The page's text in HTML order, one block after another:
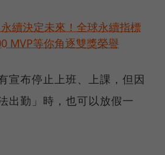
續決定未來！全球永續指標
MVP等你角逐雙獎榮譽
宣布停止上班、上課，但因
出勤」時，也可以放假一